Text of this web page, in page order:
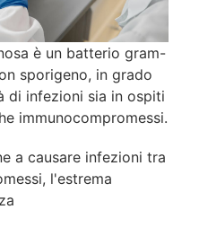
è un batterio gram-
sporigeno, in grado
di infezioni sia in ospiti
immunocompromessi.
a causare infezioni tra
l'estrema